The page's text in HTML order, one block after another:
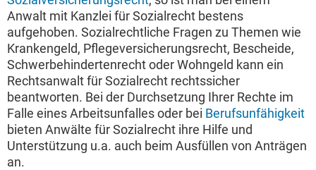
Anwalt mit Kanzlei für Sozialrecht bestens
aufgehoben. Sozialrechtliche Fragen zu Themen wie
Krankengeld, Pflegeversicherungsrecht, Bescheide,
Schwerbehindertenrecht oder Wohngeld kann ein
Rechtsanwalt für Sozialrecht rechtssicher
beantworten. Bei der Durchsetzung Ihrer Rechte im
Falle eines Arbeitsunfalles oder bei Berufsunfähigkeit
bieten Anwälte für Sozialrecht ihre Hilfe und
Unterstützung u.a. auch beim Ausfüllen von Anträgen
an.